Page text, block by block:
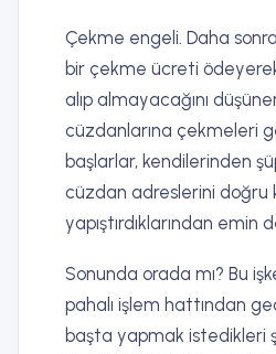
Çekme engeli. Daha
bir çekme ücreti
alıp almayacağını
cüzdanlarına çekmeleri
başlarlar, kendilerinden
cüzdan adreslerini doğru
yapıştırdıklarından emin
Sonunda orada mı? Bu
pahalı işlem hattından
başta yapmak istedikleri